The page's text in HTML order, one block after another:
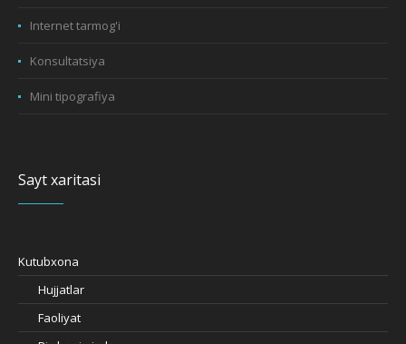
Internet tarmog'i
Konsultatsiya
Mini tipografiya
Sayt xaritasi
Kutubxona
Hujjatlar
Faoliyat